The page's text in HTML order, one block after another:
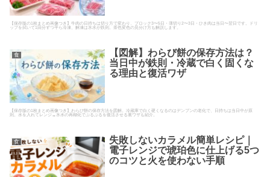
【保存版の1枚まとめ画像つき】牛肉の日持ちは切り方で変わり、ブロック3〜5日・薄切り2〜3日・ひき肉は当日〜翌日です。ドリ
ップを拭いて1回分ずつ平ら冷凍、解凍は氷水が鉄則。茶色変色の見分け方も解説します。
食
【図解】わらび餅の保存方法は？
当日中が鉄則・冷蔵で白く固くな
る理由と復活ワザ
【保存版の1枚まとめ画像つき】わらび餅の保存方法を図解。冷蔵庫で白く硬くなるのはデンプンの老化で、日持ちは当日中が原
則。水を入れてレンジ→氷水の再糊化でぷるぷるを復活させる裏ワザも紹介。
食
失敗しないカラメル簡単レシピ｜
電子レンジで琥珀色に仕上げる5つ
のコツと火を使わない手順